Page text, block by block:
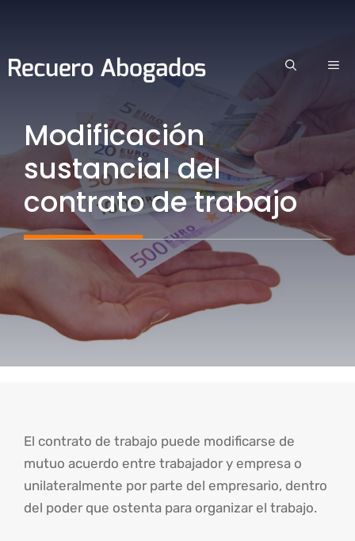
contenido
Modificación
sustancial del
contrato de trabajo
El contrato de trabajo puede modificarse de
mutuo acuerdo entre trabajador y empresa o
unilateralmente por parte del empresario, dentro
del poder que ostenta para organizar el trabajo.